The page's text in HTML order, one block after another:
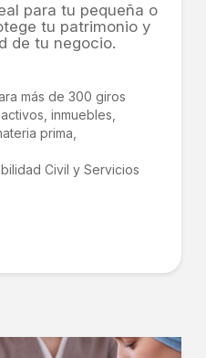
para tu pequeña o
tu patrimonio y
de tu negocio.
más de 300 giros
inmuebles,
prima,
Civil y Servicios